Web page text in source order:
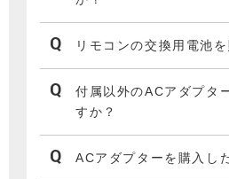
リモコンの交換用電池
付属以外のACアダプタ
すか？
ACアダプターを購入し